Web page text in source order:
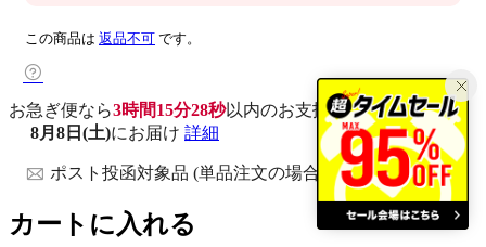
この商品は 返品不可 です。
お急ぎ便なら3時間15分27秒以内のお支払いで
8月8日(土)にお届け 詳細
ポスト投函対象品 (単品注文の場合)
カートに入れる